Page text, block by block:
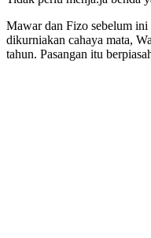
Mawar dan Fizo sebelum
dikurniakan cahaya mata,
tahun. Pasangan itu